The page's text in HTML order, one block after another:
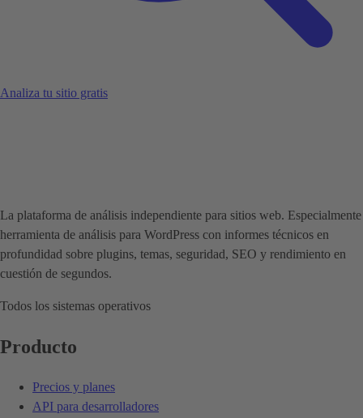
Analiza tu sitio gratis
La plataforma de análisis independiente para sitios web. Especialmente
herramienta de análisis para WordPress con informes técnicos en
profundidad sobre plugins, temas, seguridad, SEO y rendimiento en
cuestión de segundos.
Todos los sistemas operativos
Producto
Precios y planes
API para desarrolladores